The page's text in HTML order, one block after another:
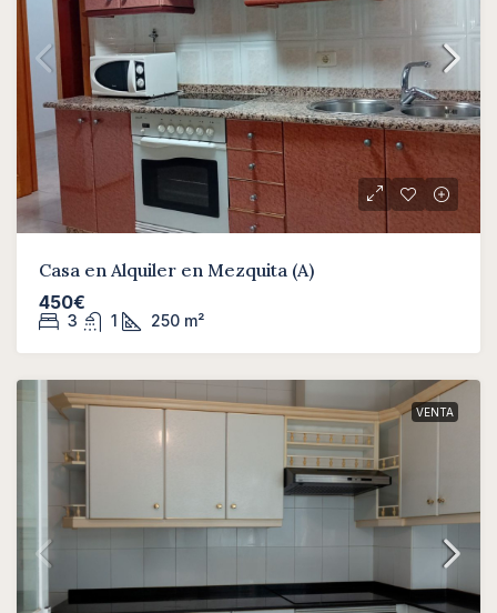
Casa en Alquiler en Mezquita (A)
450€
3 1 250 m²
VENTA